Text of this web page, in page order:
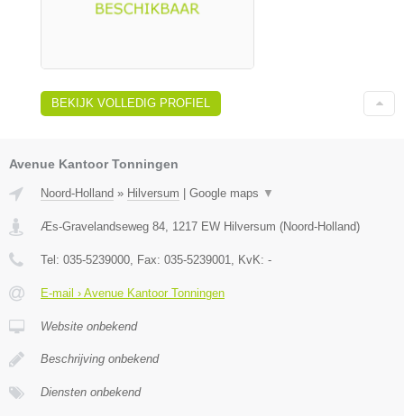
BEKIJK VOLLEDIG PROFIEL
Avenue Kantoor Tonningen
Noord-Holland » Hilversum Google maps ▼
Æs-Gravelandseweg 84 1217 EW Hilversum (Noord-Holland)
Tel: 035-5239000 , Fax: 035-5239001 , KvK: -
E-mail › Avenue Kantoor Tonningen
Website onbekend
Beschrijving onbekend
Diensten onbekend